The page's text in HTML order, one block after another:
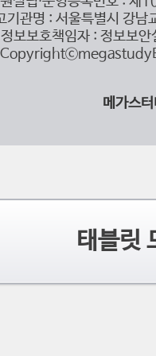
기관명 : 서울특별시 강
보보호책임자 : 정보보안
메가스
태블릿